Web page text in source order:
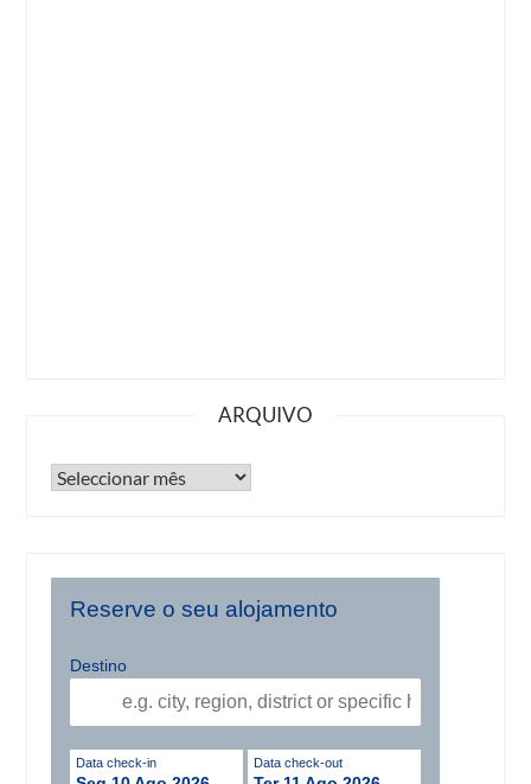
ARQUIVO
Reserve o seu alojamento
Destino
Data check-in Data check-out